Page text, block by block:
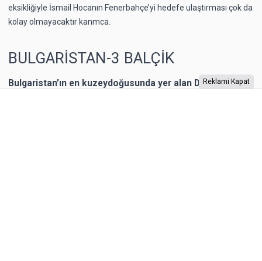
eksikliğiyle İsmail Hocanın Fenerbahçe’yi hedefe ulaştırması çok da
kolay olmayacaktır kanmca.
BULGARİSTAN-3 BALÇİK
Bulgaristan’ın en kuzeydoğusunda yer alan Dobriç bir
Reklami Kapat